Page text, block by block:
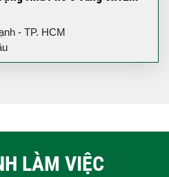
- TP. HCM
LÀM VIỆC